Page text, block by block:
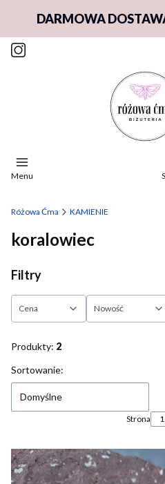
DARMOWA
Menu
Różowa Ćma KAMIENIE
koralowiec
Filtry
Cena Nowość
Koniec filtrów
Produkty: 2
Lista produktów
Sortowanie:
Domyślne
Strona